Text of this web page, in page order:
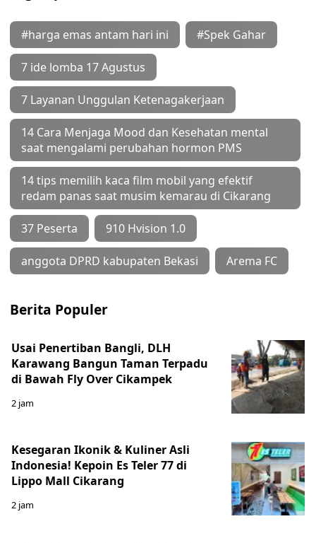
#harga emas antam hari ini #Spek Gahar
7 ide lomba 17 Agustus
7 Layanan Unggulan Ketenagakerjaan
14 Cara Menjaga Mood dan Kesehatan mental
saat mengalami perubahan hormon PMS
14 tips memilih kaca film mobil yang efektif
redam panas saat musim kemarau di Cikarang
37 Peserta 910 Hvision 1.0
anggota DPRD kabupaten Bekasi Arema FC
Berita Populer
Usai Penertiban Bangli, DLH
Karawang Bangun Taman Terpadu
di Bawah Fly Over Cikampek
2 jam
Kesegaran Ikonik & Kuliner Asli
Indonesia! Kepoin Es Teler 77 di
Lippo Mall Cikarang
2 jam